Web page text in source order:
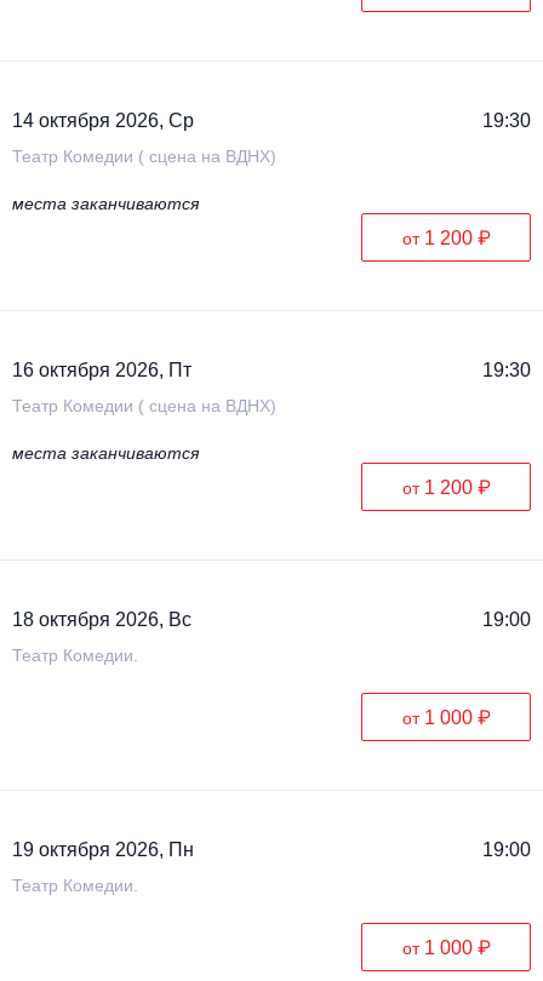
14 октября 2026, Ср 19:30
Театр Комедии ( сцена на ВДНХ)
места заканчиваются
от 1 200 ₽
16 октября 2026, Пт 19:30
Театр Комедии ( сцена на ВДНХ)
места заканчиваются
от 1 200 ₽
18 октября 2026, Вс 19:00
Театр Комедии.
от 1 000 ₽
19 октября 2026, Пн 19:00
Театр Комедии.
от 1 000 ₽